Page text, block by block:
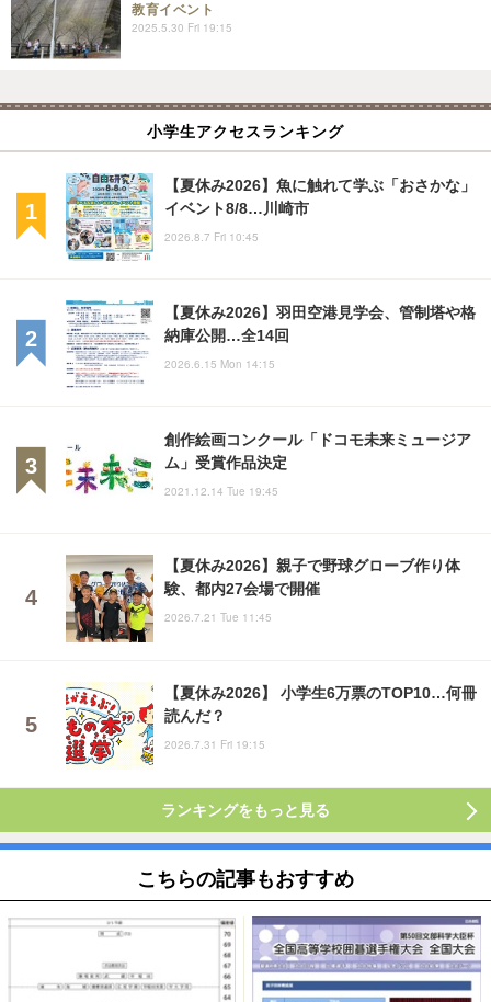
教育イベント
2025.5.30 Fri 19:15
小学生アクセスランキング
【夏休み2026】魚に触れて学ぶ「おさかな」
イベント8/8…川崎市
2026.8.7 Fri 10:45
【夏休み2026】羽田空港見学会、管制塔や格
納庫公開…全14回
2026.6.15 Mon 14:15
創作絵画コンクール「ドコモ未来ミュージア
ム」受賞作品決定
2021.12.14 Tue 19:45
【夏休み2026】親子で野球グローブ作り体
験、都内27会場で開催
2026.7.21 Tue 11:45
【夏休み2026】 小学生6万票のTOP10…何冊
読んだ？
2026.7.31 Fri 19:15
ランキングをもっと見る
こちらの記事もおすすめ